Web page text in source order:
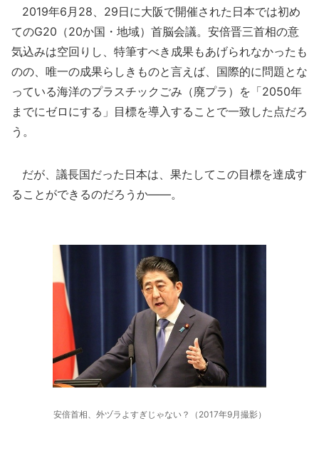
2019年6月28、29日に大阪で開催された日本では初め
てのG20（20か国・地域）首脳会議。安倍晋三首相の意
気込みは空回りし、特筆すべき成果もあげられなかったも
のの、唯一の成果らしきものと言えば、国際的に問題とな
っている海洋のプラスチックごみ（廃プラ）を「2050年
までにゼロにする」目標を導入することで一致した点だろ
う。
だが、議長国だった日本は、果たしてこの目標を達成す
ることができるのだろうか――。
安倍首相、外ヅラよすぎじゃない？（2017年9月撮影）